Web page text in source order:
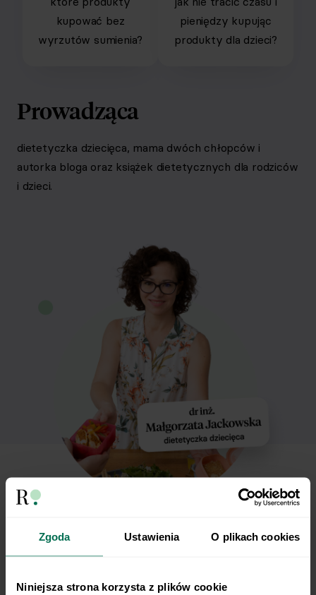
Zgoda Ustawienia O plikach cookies
Niniejsza strona korzysta z plików cookie
kupować bez
wyrzutów sumienia?
pieniędzy kupując
produkty dla dzieci?
Prowadząca
dietetyczka dziecięca, mama dwóch chłopców i
autorka bloga oraz książek dietetycznych dla rodziców
i dzieci.